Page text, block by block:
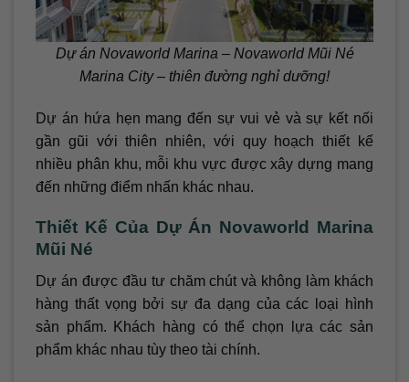
Dự án Novaworld Marina – Novaworld Mũi Né
Marina City – thiên đường nghỉ dưỡng!
Dự án hứa hẹn mang đến sự vui vẻ và sự kết nối
gần gũi với thiên nhiên, với quy hoạch thiết kế
nhiều phân khu, mỗi khu vực được xây dựng mang
đến những điểm nhấn khác nhau.
Thiết Kế Của Dự Án Novaworld Marina
Mũi Né
Dự án được đầu tư chăm chút và không làm khách
hàng thất vọng bởi sự đa dạng của các loại hình
sản phẩm. Khách hàng có thể chọn lựa các sản
phẩm khác nhau tùy theo tài chính.